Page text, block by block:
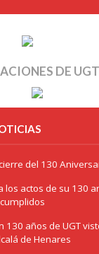
DE UGT
del 130
los actos de su 130
130 años de UGT
de Henares